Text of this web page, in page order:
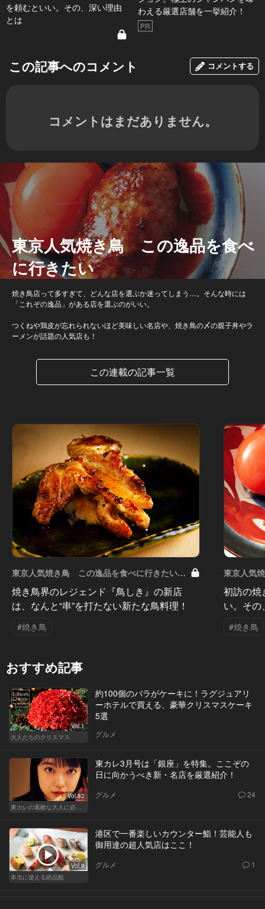
を頼むといい。その、深い理由
とは
わえる厳選店舗を一挙紹介！
PR
この記事へのコメント コメントする
コメントはまだありません。
東京人気焼き鳥 この逸品を食べ
に行きたい
焼き鳥店って多すぎて、どんな店を選ぶか迷ってしまう…。そんな時には
「これぞの逸品」がある店を選ぶのがいい。
つくねや鶏皮が忘れられないほど美味しい名店や、焼き鳥の〆の親子丼やラ
ーメンが話題の人気店も！
この連載の記事一覧
東京人気焼き鳥 この逸品を食べに行きたい
Vol.7
焼き鳥界のレジェンド『鳥しき』の新店
は、なんと“串”を打たない新たな鳥料理！
#焼き鳥
東京人気
Vol.5
初訪の焼
い。その
#焼き鳥
おすすめ記事
Vol.1
大人たちのクリスマス
約100個のバラがケーキに！ラグジュアリ
ーホテルで買える、豪華クリスマスケーキ
5選
グルメ
Vol.82
東カレの素敵な大人に必要なこと
東カレ3月号は「銀座」を特集。ここぞの
日に向かうべき新・名店を厳選紹介！
グルメ 24
Vol.9
本当に使える絶品鮨
港区で一番楽しいカウンター鮨！芸能人も
御用達の超人気店はここ！
グルメ 1